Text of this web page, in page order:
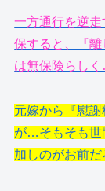
一方通行を逆
保すると、『
は無保険らし
元嫁から『慰
が…そもそも世
加しのがお前だ